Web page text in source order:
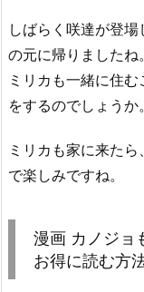
しばらく咲達が登
の元に帰りましたね。
ミリカも一緒に住
をするのでしょうか。
ミリカも家に来た
で楽しみですね。
漫画 カノジョ
お得に読む方